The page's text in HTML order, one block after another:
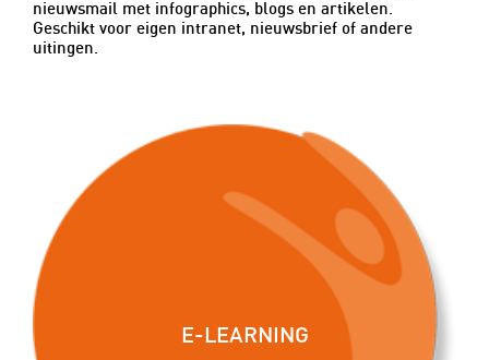
nieuwsmail met infographics, blogs en artikelen.
Geschikt voor eigen intranet, nieuwsbrief of andere
uitingen.
E-LEARNING